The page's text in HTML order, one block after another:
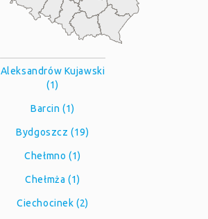
Aleksandrów Kujawski
(1)
Barcin (1)
Bydgoszcz (19)
Chełmno (1)
Chełmża (1)
Ciechocinek (2)